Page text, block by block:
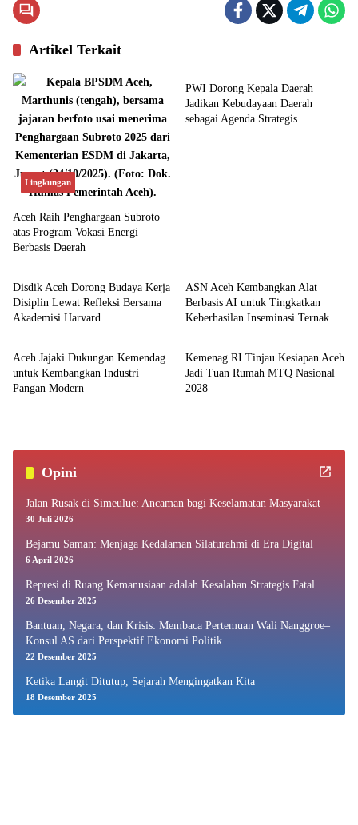
Artikel Terkait
Lingkungan
Aceh Raih Penghargaan Subroto
atas Program Vokasi Energi
Berbasis Daerah
PWI Dorong Kepala Daerah
Jadikan Kebudayaan Daerah
sebagai Agenda Strategis
Aceh
Disdik Aceh Dorong Budaya Kerja
Disiplin Lewat Refleksi Bersama
Akademisi Harvard
ASN Aceh Kembangkan Alat
Berbasis AI untuk Tingkatkan
Keberhasilan Inseminasi Ternak
Aceh
Aceh Jajaki Dukungan Kemendag
untuk Kembangkan Industri
Pangan Modern
Aceh
Kemenag RI Tinjau Kesiapan Aceh
Jadi Tuan Rumah MTQ Nasional
2028
Opini
Jalan Rusak di Simeulue: Ancaman bagi Keselamatan Masyarakat
30 Juli 2026
Bejamu Saman: Menjaga Kedalaman Silaturahmi di Era Digital
6 April 2026
Represi di Ruang Kemanusiaan adalah Kesalahan Strategis Fatal
26 Desember 2025
Bantuan, Negara, dan Krisis: Membaca Pertemuan Wali Nanggroe–
Konsul AS dari Perspektif Ekonomi Politik
22 Desember 2025
Ketika Langit Ditutup, Sejarah Mengingatkan Kita
18 Desember 2025